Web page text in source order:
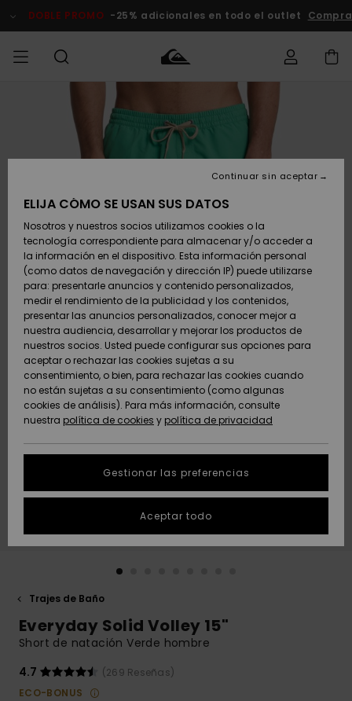
del
DOBLE PROMO -25% adicionales en todo el outlet Comprar
HOMBRE Ropa
Zapatos y
chanclas
Surf
Snow
Novedades
Destacados
Ropa
Zapatos y
chanclas
Surf
Snow
Novedades
Destacados
Shop
Destacados
Snow
SURF
Surf Shop
Hombre
Highlights
Comunidad
SNOW
Tienda
Snow
Hombre
Snow Niños
Tienda
Snow Mujer
Destacados
Comunidad
DOBLE
PROMO
Outlet
Hombre
Outlet
Mujer
AYUDA &
CONTACTO
pedido
Envio
Devoluciones
Pago
Tarjeta de
regalo
Quiksilver
Freedom
Protección de
datos
personales
Inicia una
conversación
conversación
respuestas a
las preguntas
SOSTENIBILIDAD
Trajes de Baño
Everyday Solid Volley 15"
Short de natación Verde hombre
4.7
(269 Reseñas)
ECO-BONUS
ELIJA CÓMO SE USAN SUS DATOS
Nosotros y nuestros socios utilizamos cookies o la
tecnología correspondiente para almacenar y/o acceder a
la información en el dispositivo. Esta información personal
(como datos de navegación y dirección IP) puede utilizarse
para: presentarle anuncios y contenido personalizados,
medir el rendimiento de la publicidad y los contenidos,
presentar las anuncios personalizados, conocer mejor a
nuestra audiencia, desarrollar y mejorar los productos de
nuestros socios. Usted puede configurar sus opciones para
aceptar o rechazar las cookies sujetas a su
consentimiento, o bien, para rechazar las cookies cuando
no están sujetas a su consentimiento (como algunas
cookies de análisis). Para más información, consulte
nuestra política de cookies y política de privacidad
Gestionar las preferencias
Continuar sin aceptar
Aceptar todo